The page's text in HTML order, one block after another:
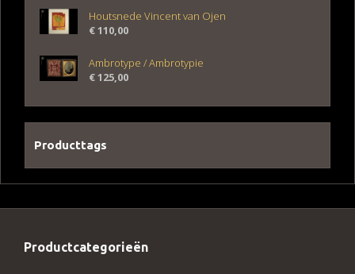
Houtsnede Vincent van Ojen
€110,00
Ambrotype / Ambrotypie
€125,00
Producttags
Productcategorieën